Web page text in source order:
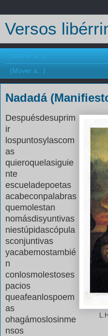
Versos
Nadadá
Despuésdesuprim
ir
lospuntosylascom
as
quieroquelasiguie
nte
escueladepoetas
acabeconpalabras
quemolestan
nomásdisyuntivas
niestúpidascópula
sconjuntivas
yacabemostambié
n
conlosmolestoses
pacios
queafeanlospoem
as
ohagámoslosinme
nsos